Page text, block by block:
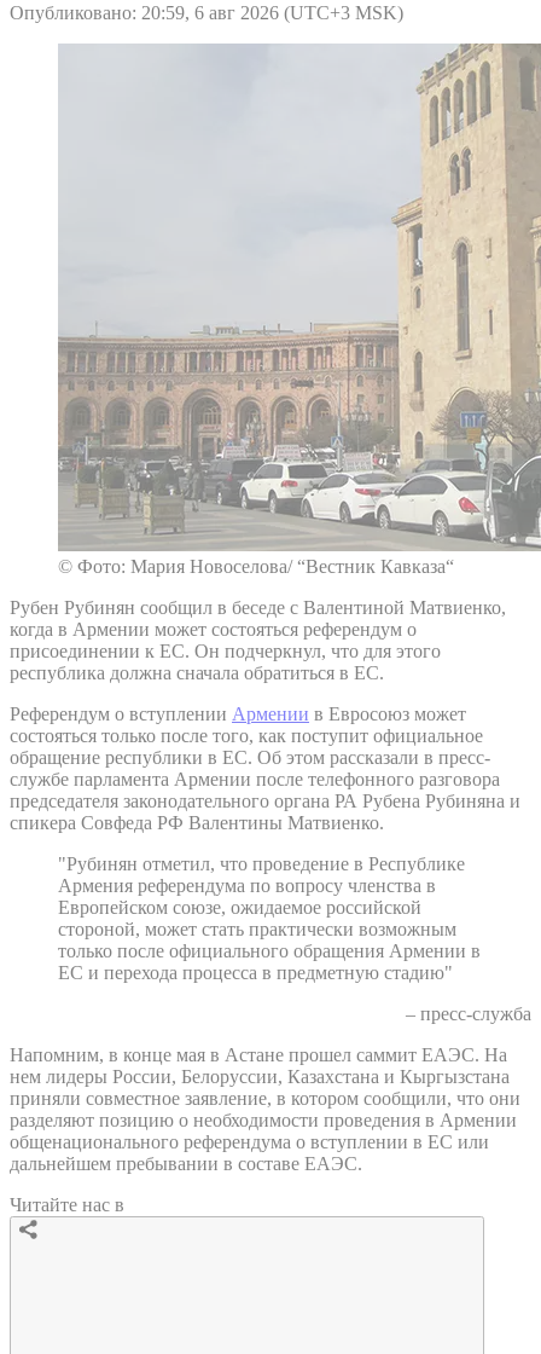
Опубликовано: 20:59, 6 авг 2026 (UTC+3 MSK)
© Фото: Мария Новоселова/ “Вестник Кавказа“
Рубен Рубинян сообщил в беседе с Валентиной Матвиенко,
когда в Армении может состояться референдум о
присоединении к ЕС. Он подчеркнул, что для этого
республика должна сначала обратиться в ЕС.
Референдум о вступлении Армении в Евросоюз может
состояться только после того, как поступит официальное
обращение республики в ЕС. Об этом рассказали в пресс-
службе парламента Армении после телефонного разговора
председателя законодательного органа РА Рубена Рубиняна и
спикера Совфеда РФ Валентины Матвиенко.
"Рубинян отметил, что проведение в Республике
Армения референдума по вопросу членства в
Европейском союзе, ожидаемое российской
стороной, может стать практически возможным
только после официального обращения Армении в
ЕС и перехода процесса в предметную стадию"
– пресс-служба
Напомним, в конце мая в Астане прошел саммит ЕАЭС. На
нем лидеры России, Белоруссии, Казахстана и Кыргызстана
приняли совместное заявление, в котором сообщили, что они
разделяют позицию о необходимости проведения в Армении
общенационального референдума о вступлении в ЕС или
дальнейшем пребывании в составе ЕАЭС.
Читайте нас в